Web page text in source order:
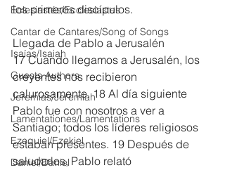
Eclesiastés/Ecclesiastes
Cantar de Cantares/Song of Songs
Isaías/Isaiah
Guests Authors
Jeremias/Jeremiah
Lamentationes/Lamentations
Ezequiel/Ezekiel
Daniel/Daniel
los primeros discípulos.
Llegada de Pablo a Jerusalén
17 Cuando llegamos a Jerusalén, los
creyentes nos recibieron
calurosamente. 18 Al día siguiente
Pablo fue con nosotros a ver a
Santiago; todos los líderes religiosos
estaban presentes. 19 Después de
saludarlos, Pablo relató